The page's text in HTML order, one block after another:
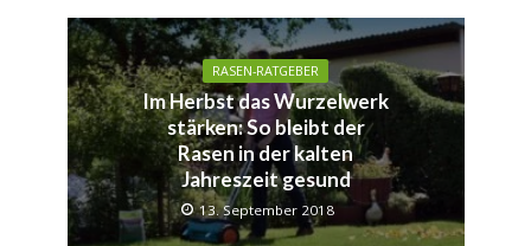
RASEN-RATGEBER
Im Herbst das Wurzelwerk
stärken: So bleibt der
Rasen in der kalten
Jahreszeit gesund
13. September 2018